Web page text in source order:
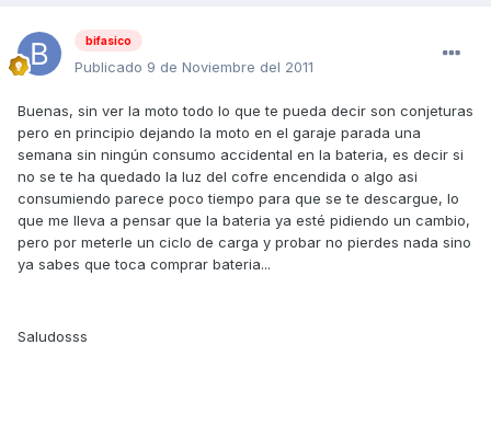
bifasico
Publicado 9 de Noviembre del 2011
Buenas, sin ver la moto todo lo que te pueda decir son conjeturas
pero en principio dejando la moto en el garaje parada una
semana sin ningún consumo accidental en la bateria, es decir si
no se te ha quedado la luz del cofre encendida o algo asi
consumiendo parece poco tiempo para que se te descargue, lo
que me lleva a pensar que la bateria ya esté pidiendo un cambio,
pero por meterle un ciclo de carga y probar no pierdes nada sino
ya sabes que toca comprar bateria...
Saludosss